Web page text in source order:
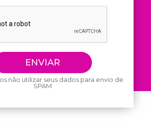
não utilizar seus dados para envio de
SPAM